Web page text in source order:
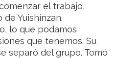
el trabajo,
Yuishinzan.
lo que podamos
que tenemos. Su
separó del grupo. Tomó